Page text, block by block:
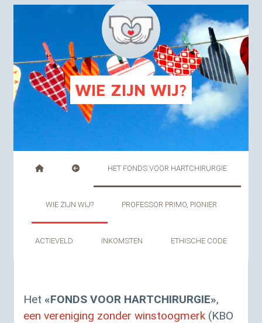
FR
WIE ZIJN WIJ?
HET FONDS VOOR HARTCHIRURGIE
WIE ZIJN WIJ? PROFESSOR PRIMO, PIONIER
ACTIEVELD INKOMSTEN ETHISCHE CODE
Het «FONDS VOOR HARTCHIRURGIE»,
een vereniging zonder winstoogmerk (KBO